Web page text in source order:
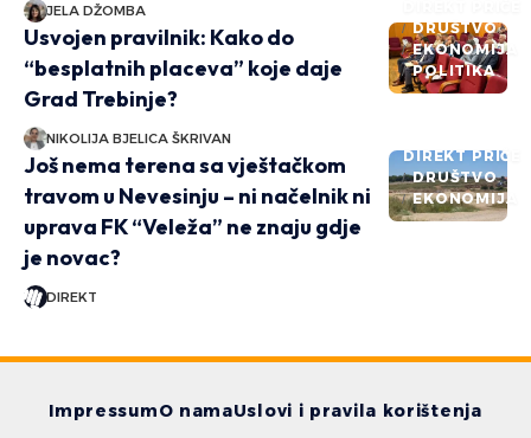
JELA DŽOMBA
DRUŠTVO
EKONOMIJA
POLITIKA
Usvojen pravilnik: Kako do
“besplatnih placeva” koje daje
Grad Trebinje?
NIKOLIJA BJELICA ŠKRIVAN
DIREKT PRIČE
DRUŠTVO
EKONOMIJA
Još nema terena sa vještačkom
travom u Nevesinju – ni načelnik ni
uprava FK “Veleža” ne znaju gdje
je novac?
DIREKT
ImpressumO namaUslovi i pravila korištenja